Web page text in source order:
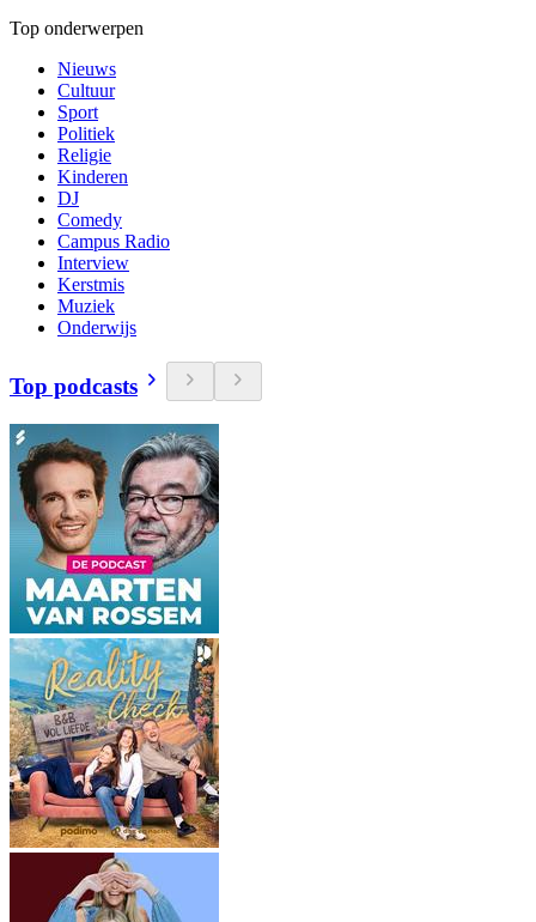
Top onderwerpen
Nieuws
Cultuur
Sport
Politiek
Religie
Kinderen
DJ
Comedy
Campus Radio
Interview
Kerstmis
Muziek
Onderwijs
Top podcasts